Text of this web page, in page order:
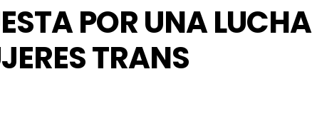
POR UNA LUCHA
TRANS